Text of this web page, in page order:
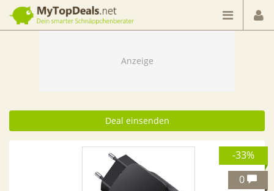
Dein smarter Schnäppchenberater
Deal einsenden
-33%
0